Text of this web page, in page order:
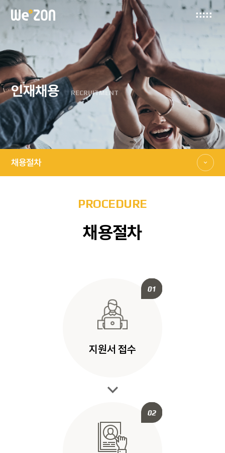
인재채용 RECRUITMENT
채용절차
PROCEDURE
채용절차
지원서 접수